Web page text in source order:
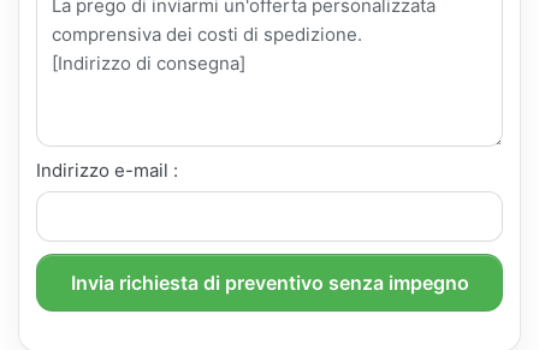
Indirizzo e-mail :
Invia richiesta di preventivo senza impegno